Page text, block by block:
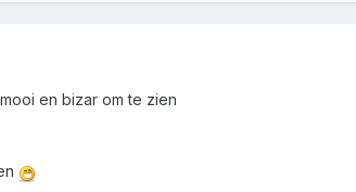
en bizar om te zien